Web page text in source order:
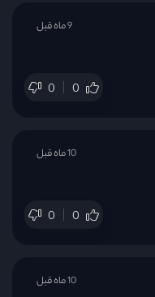
0 0
9 ماه قبل
0 0
10 ماه قبل
10 ماه قبل